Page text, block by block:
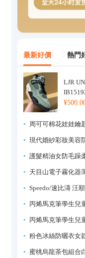
最新好價 熱門
LJR
周可可棉花娃娃鑰